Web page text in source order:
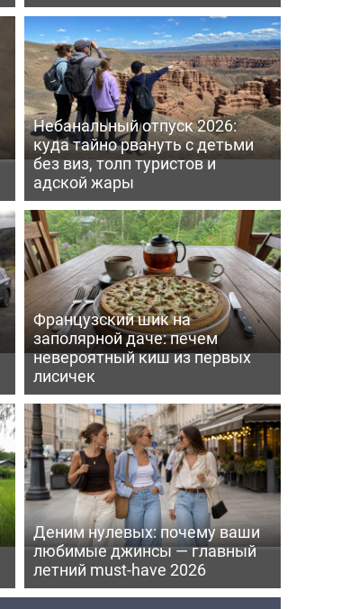
Небанальный отпуск 2026:
куда тайно рвануть с детьми
без виз, толп туристов и
адской жары
Французский шик на
заполярной даче: печем
невероятный киш из первых
лисичек
Деним нулевых: почему ваши
любимые джинсы — главный
летний must-have 2026